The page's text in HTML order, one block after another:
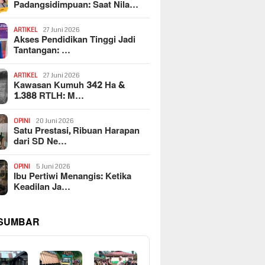
Padangsidimpuan: Saat Nila…
ARTIKEL 27 Juni 2026
Akses Pendidikan Tinggi Jadi
Tantangan: …
ARTIKEL 27 Juni 2026
Kawasan Kumuh 342 Ha &
1.388 RTLH: M…
OPINI 20 Juni 2026
Satu Prestasi, Ribuan Harapan
dari SD Ne…
OPINI 5 Juni 2026
Ibu Pertiwi Menangis: Ketika
Keadilan Ja…